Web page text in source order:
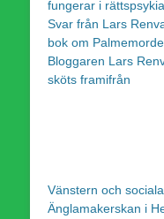
fungerar i
Svar från Lars
bok om
Bloggaren Lars
sköts framifrån
Vänstern och
Änglamakerskan i